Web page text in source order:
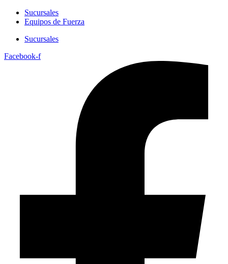
Sucursales
Equipos de Fuerza
Sucursales
Facebook-f